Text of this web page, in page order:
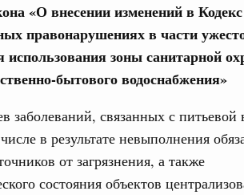
«О внесении изменений в
правонарушениях в части
использования зоны санитарной
бытового водоснабжения»
заболеваний, связанных с питьевой
в результате невыполнения
от загрязнения, а также
состояния объектов